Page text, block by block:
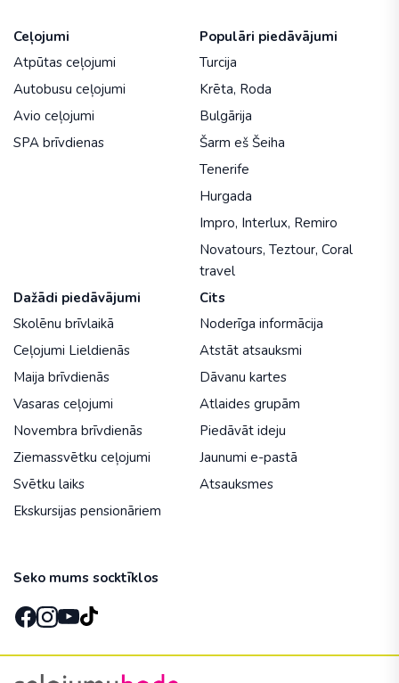
Ceļojumi
Atpūtas ceļojumi
Autobusu ceļojumi
Avio ceļojumi
SPA brīvdienas
Populāri piedāvājumi
Turcija
Krēta, Roda
Bulgārija
Šarm eš Šeiha
Tenerife
Hurgada
Impro, Interlux, Remiro
Novatours, Teztour, Coral
travel
Dažādi piedāvājumi
Skolēnu brīvlaikā
Ceļojumi Lieldienās
Maija brīvdienās
Vasaras ceļojumi
Novembra brīvdienās
Ziemassvētku ceļojumi
Svētku laiks
Ekskursijas pensionāriem
Cits
Noderīga informācija
Atstāt atsauksmi
Dāvanu kartes
Atlaides grupām
Piedāvāt ideju
Jaunumi e-pastā
Atsauksmes
Seko mums socktīklos